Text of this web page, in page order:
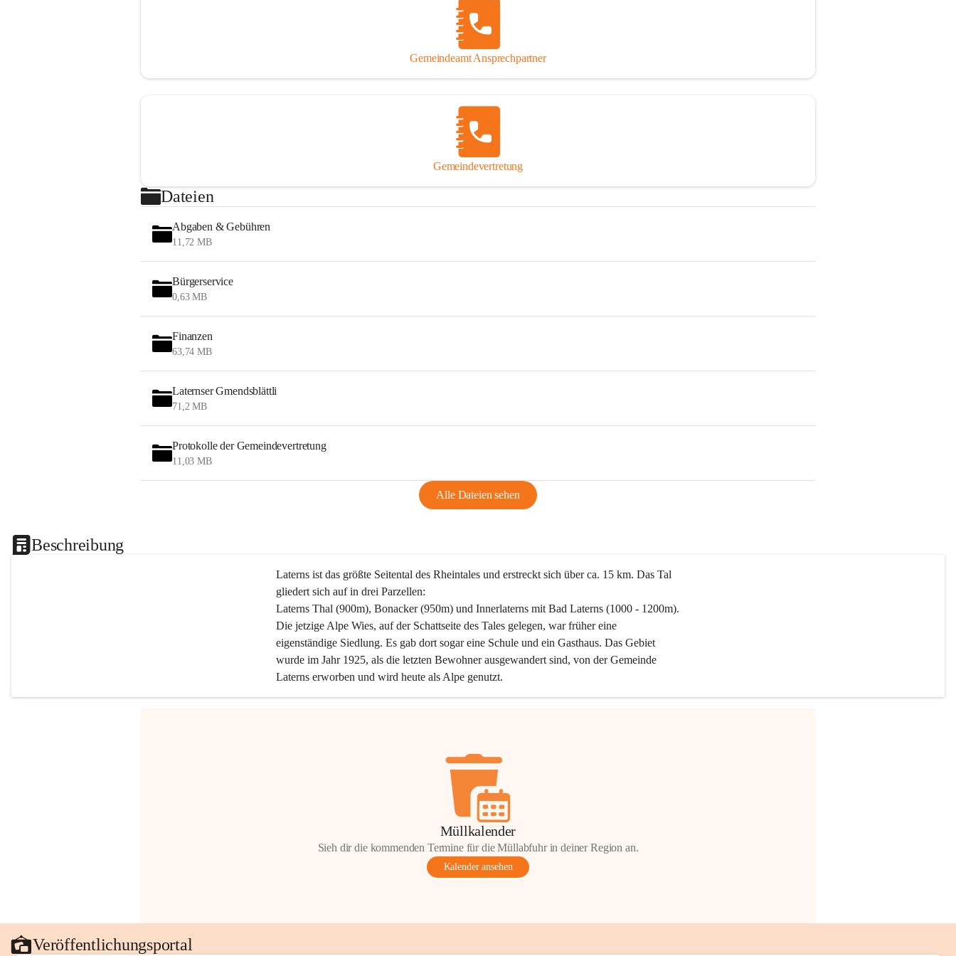
Gemeindeamt Ansprechpartner
Gemeindevertretung
Dateien
Abgaben & Gebühren
11,72 MB
Bürgerservice
0,63 MB
Finanzen
63,74 MB
Laternser Gmendsblättli
71,2 MB
Protokolle der Gemeindevertretung
11,03 MB
Alle Dateien sehen
Beschreibung
Laterns ist das größte Seitental des Rheintales und erstreckt sich über ca. 15 km. Das Tal
gliedert sich auf in drei Parzellen:
Laterns Thal (900m), Bonacker (950m) und Innerlaterns mit Bad Laterns (1000 - 1200m).
Die jetzige Alpe Wies, auf der Schattseite des Tales gelegen, war früher eine
eigenständige Siedlung. Es gab dort sogar eine Schule und ein Gasthaus. Das Gebiet
wurde im Jahr 1925, als die letzten Bewohner ausgewandert sind, von der Gemeinde
Laterns erworben und wird heute als Alpe genutzt.
Müllkalender
Sieh dir die kommenden Termine für die Müllabfuhr in deiner Region an.
Kalender ansehen
Veröffentlichungsportal